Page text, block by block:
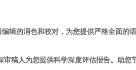
辑的润色和校对，为您提供严格全面的
审稿人为您提供科学深度评估报告。助您